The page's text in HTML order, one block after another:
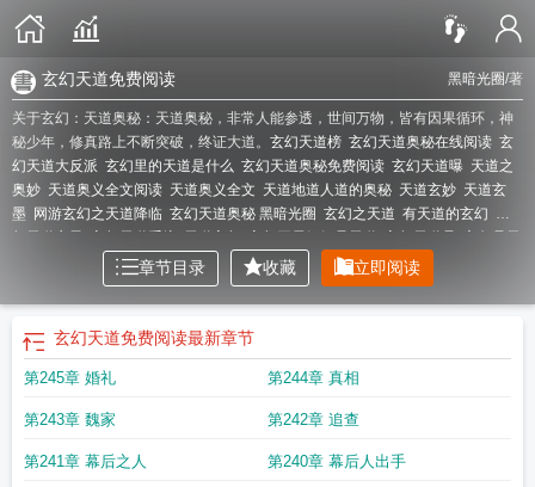
黑暗光圈/著
玄幻天道免费阅读
关于玄幻：天道奥秘：天道奥秘，非常人能参透，世间万物，皆有因果循环，神
秘少年，修真路上不断突破，终证大道。 玄幻天道榜 玄幻天道奥秘在线阅读 玄
幻天道大反派 玄幻里的天道是什么 玄幻天道奥秘免费阅读 玄幻天道曝 天道之
奥妙 天道奥义全文阅读 天道奥义全文 天道地道人道的奥秘 天道玄妙 天道玄
墨
网游玄幻之天道降临 玄幻天道奥秘 黑暗光圈 玄幻之天道 有天道的玄幻 玄
玄幻天道笔趣阁玄幻天道曝光免费阅读 玄幻天道奥秘
玄幻之天道系统玄幻天道是围着我玄幻天道曝光我的重瞳藏不住了免
费阅读
章节目录 收藏 立即阅读
玄幻天道免费阅读最新章节
第245章 婚礼 第244章 真相
第243章 魏家 第242章 追查
第241章 幕后之人 第240章 幕后人出手